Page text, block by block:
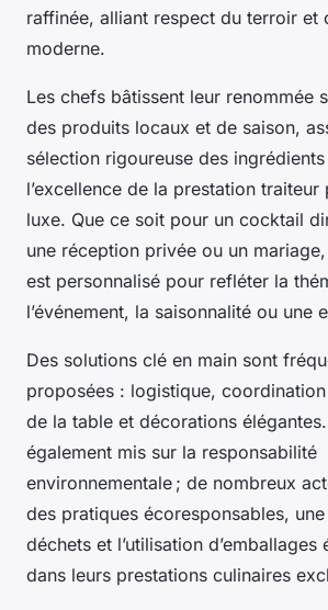
raffinée, alliant respect du terroir et
moderne.
Les chefs bâtissent leur renommée
des produits locaux et de saison,
sélection rigoureuse des
l’excellence de la prestation traiteur
luxe. Que ce soit pour un cocktail
une réception privée ou un
est personnalisé pour refléter la
l’événement, la saisonnalité ou une
Des solutions clé en main sont
proposées : logistique,
de la table et décorations élégantes.
également mis sur la responsabilité
environnementale ; de nombreux
des pratiques écoresponsables,
déchets et l’utilisation d’emballages
dans leurs prestations culinaires